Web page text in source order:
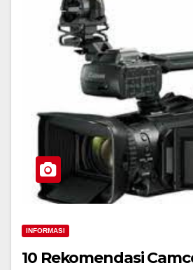
INFORMASI
10 Rekomendasi